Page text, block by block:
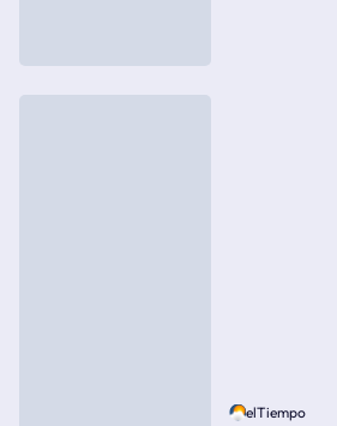
elTiempo